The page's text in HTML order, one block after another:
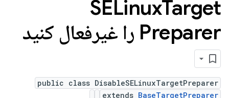
SELinuxTarget
Preparer را غیرفعال کنید
public class DisableSELinuxTargetPreparer
extends BaseTargetPreparer